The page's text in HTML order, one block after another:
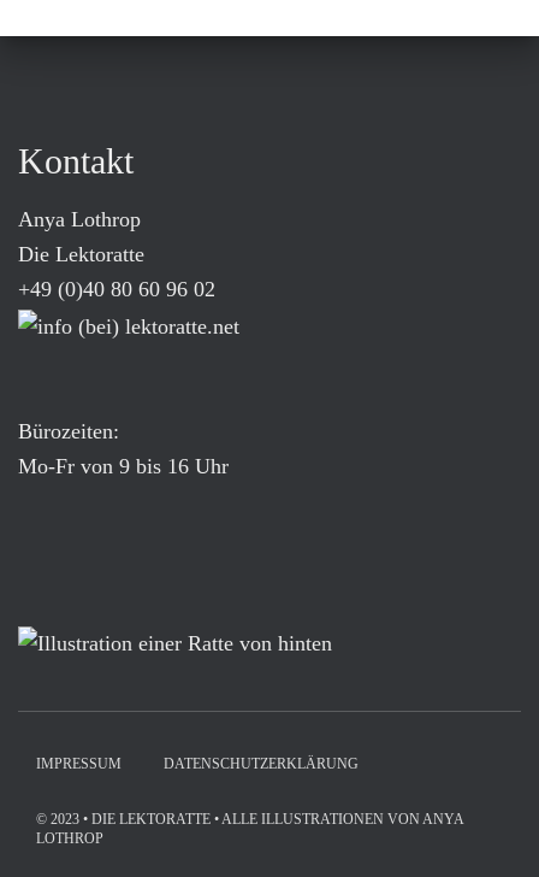
Kontakt
Anya Lothrop
Die Lektoratte
+49 (0)40 80 60 96 02
Bürozeiten:
Mo-Fr von 9 bis 16 Uhr
IMPRESSUM DATENSCHUTZERKLÄRUNG
© 2023 • DIE LEKTORATTE • ALLE ILLUSTRATIONEN VON ANYA
LOTHROP